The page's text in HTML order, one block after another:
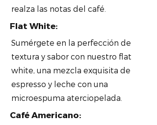
realza las notas del café.
Flat White:
Sumérgete en la perfección de
textura y sabor con nuestro flat
white, una mezcla exquisita de
espresso y leche con una
microespuma aterciopelada.
Café Americano: